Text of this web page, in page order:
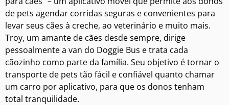
de pets agendar corridas seguras e convenientes para
levar seus cães à creche, ao veterinário e muito mais.
Troy, um amante de cães desde sempre, dirige
pessoalmente a van do Doggie Bus e trata cada
cãozinho como parte da família. Seu objetivo é tornar o
transporte de pets tão fácil e confiável quanto chamar
um carro por aplicativo, para que os donos tenham
total tranquilidade.